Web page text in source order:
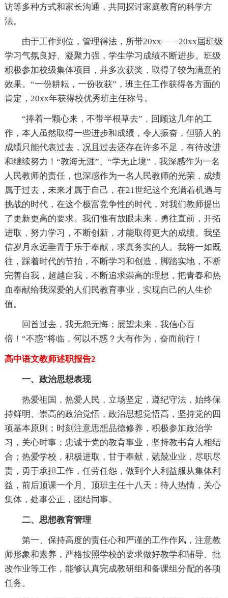
访等多种方式和家长沟通，共同探讨家庭教育的科学方
法。
由于工作到位，管理得法，所带20xx——20xx届班级
学习气氛良好、凝聚力强，学生学习成绩不断进步。班级
积极参加校级集体项目，并多次获奖，取得了较为满意的
效果。“一份耕耘，一份收获”，班主任工作获得各方面的
肯定，20xx年获得校优秀班主任称号。
“捧着一颗心来，不带半根草去”，回顾这几年的工
作，本人虽然取得一些进步和成绩，令人振奋，但骄人的
成绩只能代表过去，况且过去还存在许多不足，有待改进
和继续努力！“教海无涯”、“学无止境”，我深感作为一名
人民教师的责任，也深感作为一名人民教师的光荣，成绩
属于过去，未来才属于自己，在21世纪这个充满着机遇与
挑战的时代，在这个极富竞争性的时代，对我们教师提出
了更新更高的要求。我们惟有放眼未来，勇往直前，开拓
进取，努力学习，不断创新，才能取得更大的成绩。我坚
信岁月永远垂青于乐于奉献，求真务实的人。我将一如既
往，踩着时代的节拍，不断学习和创造，脚踏实地，不断
完善自我，超越自我，不断追求崇高的理想，把青春和热
血奉献给我深爱的人们民教育事业，实现自己的人生价
值。
回首过去，我无怨无悔；展望未来，我信心百
倍！“不惑”将临，何以不惑？大有作为，奋而前行！
高中语文教师述职报告2
一、政治思想表现
热爱祖国，热爱人民，立场坚定，遵纪守法，始终保
持鲜明、崇高的政治觉悟，政治思想觉悟高，坚持党的四
项基本原则；时刻注意思想品德修养，积极参加政治学
习，关心时事；忠诚于党的教育事业，坚持教书育人相结
合；热爱学校，积极进取，甘于奉献，兢兢业业，尽职尽
责，勇于承担工作，任劳任怨，做到个人利益服从集体利
益，前后顶课一个月、顶班主任十八天；待人热情，关心
集体，处事公正，团结同事。
二、思想教育管理
第一、保持高度的责任心和严谨的工作作风，注意教
师形象和素养，严格按照学校的要求做好教学和辅导、批
改作业等工作，能够认真完成教研组和备课组分配的各项
任务。